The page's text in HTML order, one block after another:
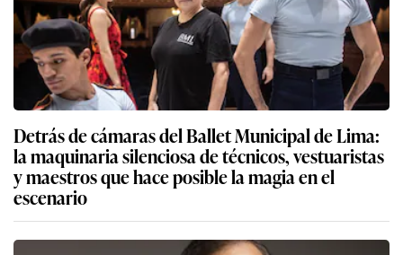
Detrás de cámaras del Ballet Municipal de Lima:
la maquinaria silenciosa de técnicos, vestuaristas
y maestros que hace posible la magia en el
escenario